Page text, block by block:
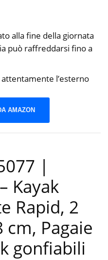
alla fine della giornata
può raffreddarsi fino a
l’esterno
AMAZON
|
Kayak
Rapid, 2
cm, Pagaie
gonfiabili